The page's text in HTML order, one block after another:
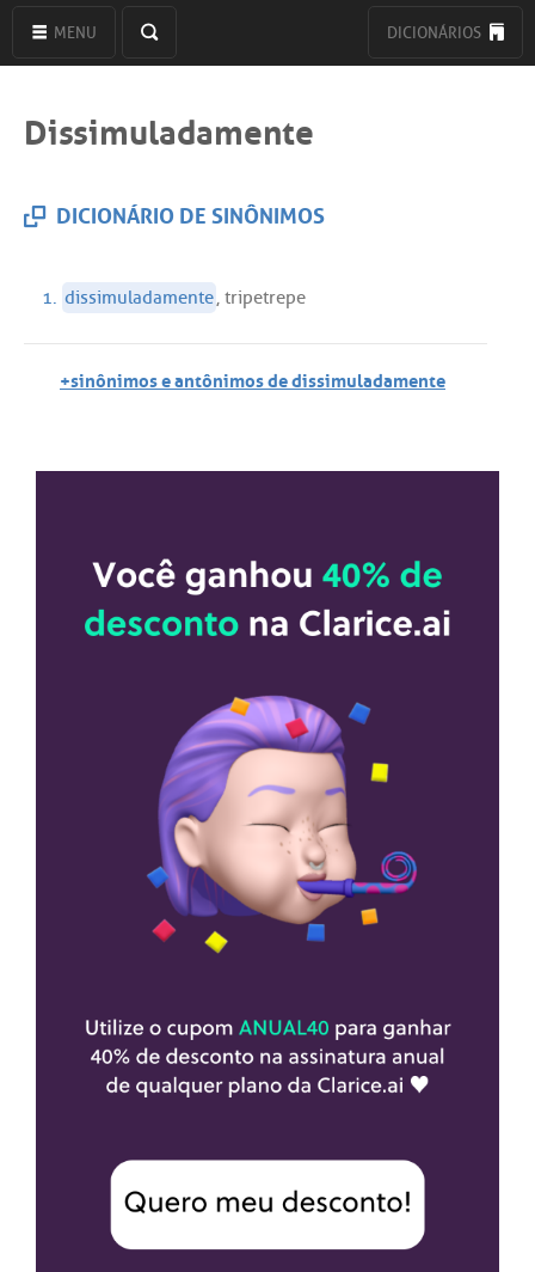
MENU DICIONÁRIOS
Dissimuladamente
DICIONÁRIO DE SINÔNIMOS
1. dissimuladamente, tripetrepe
+sinônimos e antônimos de dissimuladamente